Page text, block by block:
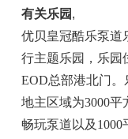
有关乐园 ,
优贝皇冠酷乐泵道
行主题乐园，乐园
EOD总部港北门。
地主区域为3000平
畅玩泵道以及1000